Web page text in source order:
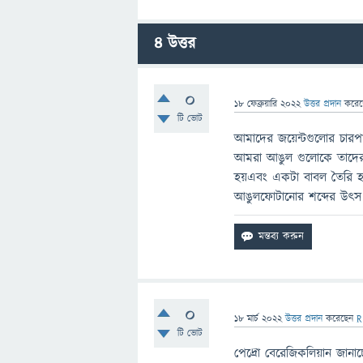
4উত্তর
0
টি ভোট
18 ফেব্রুয়ারি 2022 উত্তর প্রদান
আমাদের জয়েন্টগুলোর
আমরা আঙুল গুলোকে তাদের
হয়এবং একটা বাবল তৈরি
আঙুলফোটানোর শব্দের
0
টি ভোট
18 মার্চ 2022 উত্তর প্রদান করেছেন
পেদ্রো বেরেজিকলিয়ান